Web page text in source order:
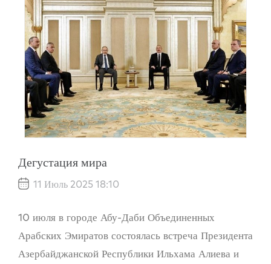
Дегустация мира
11 Июль 2025 18:10
10 июля в городе Абу-Даби Объединенных
Арабских Эмиратов состоялась встреча Президента
Азербайджанской Республики Ильхама Алиева и